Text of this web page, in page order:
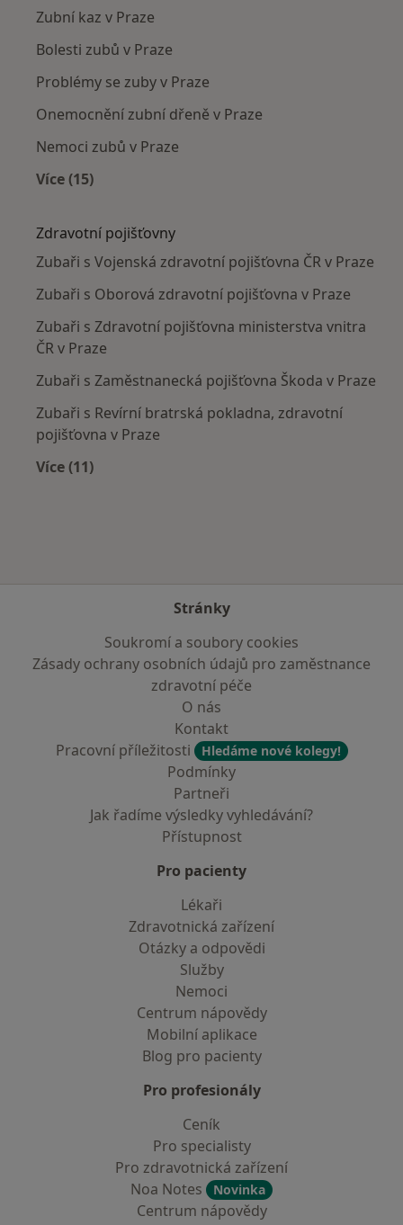
Zubní kaz v Praze
Bolesti zubů v Praze
Problémy se zuby v Praze
Onemocnění zubní dřeně v Praze
Nemoci zubů v Praze
Více (15)
Zdravotní pojišťovny
Zubaři s Vojenská zdravotní pojišťovna ČR v Praze
Zubaři s Oborová zdravotní pojišťovna v Praze
Zubaři s Zdravotní pojišťovna ministerstva vnitra
ČR v Praze
Zubaři s Zaměstnanecká pojišťovna Škoda v Praze
Zubaři s Revírní bratrská pokladna, zdravotní
pojišťovna v Praze
Více (11)
Stránky
Soukromí a soubory cookies
Zásady ochrany osobních údajů pro zaměstnance
zdravotní péče
O nás
Kontakt
Pracovní příležitosti
Hledáme nové kolegy!
Podmínky
Partneři
Jak řadíme výsledky vyhledávání?
Přístupnost
Pro pacienty
Lékaři
Zdravotnická zařízení
Otázky a odpovědi
Služby
Nemoci
Centrum nápovědy
Mobilní aplikace
Blog pro pacienty
Pro profesionály
Ceník
Pro specialisty
Pro zdravotnická zařízení
Noa Notes
Novinka
Centrum nápovědy